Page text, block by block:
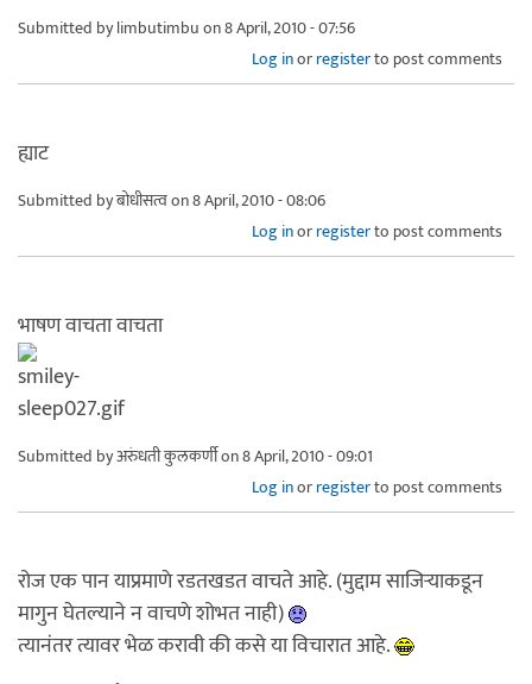
Submitted bylimbutimbuon 8 April, 2010 - 07:56
Log inorregisterto post comments
ह्याट
Submitted byबोधीसत्वon 8 April, 2010 - 08:06
Log inorregisterto post comments
भाषण वाचता वाचता
Submitted byअरुंधती कुलकर्णीon 8 April, 2010 - 09:01
Log inorregisterto post comments
रोज एक पान याप्रमाणे रडतखडत वाचते आहे. (मुद्दाम साजिर्‍याकडून
मागुन घेतल्याने न वाचणे शोभत नाही)
त्यानंतर त्यावर भेळ करावी की कसे या विचारात आहे.